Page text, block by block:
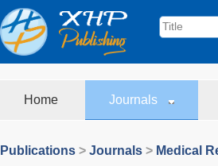
Home Journals
Publications > Journals > Medical